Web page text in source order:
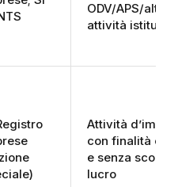
ODV/APS/altro;
attività
Attività
con finalità
e senza scopo
lucro